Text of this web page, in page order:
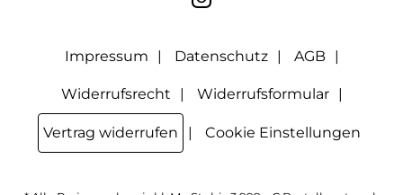
Option Newsletter im Mitgliederbereich deaktiviere. Die
Impressum Datenschutz AGB
Widerrufsrecht Widerrufsformular
Vertrag widerrufen Cookie Einstellungen